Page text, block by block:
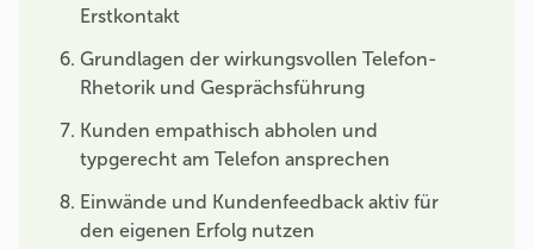
Erstkontakt
Grundlagen der wirkungsvollen Telefon-
Rhetorik und Gesprächsführung
Kunden empathisch abholen und
typgerecht am Telefon ansprechen
Einwände und Kundenfeedback aktiv für
den eigenen Erfolg nutzen